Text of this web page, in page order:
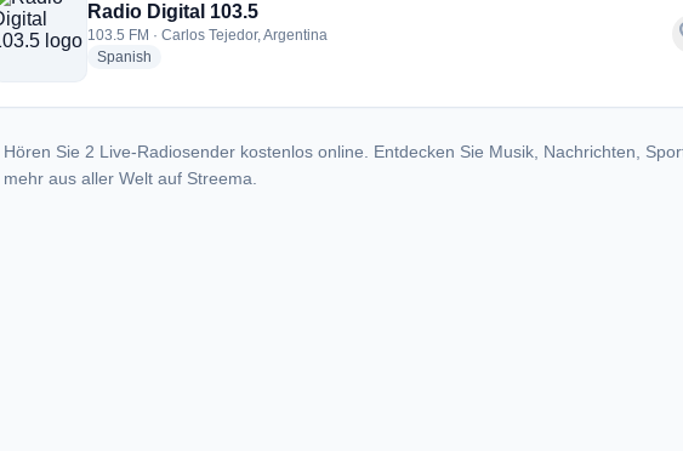
Radio Digital 103.5
103.5 FM · Carlos Tejedor, Argentina
Spanish
Hören Sie 2 Live-Radiosender kostenlos online. Entdecken Sie Musik, Nachrichten,
mehr aus aller Welt auf Streema.